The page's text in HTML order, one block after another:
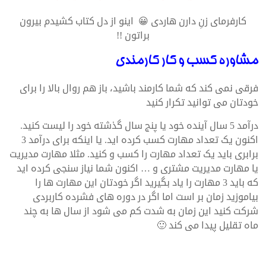
کارفرمای زنِ دارن هاردی 😀 اینو از دل کتاب کشیدم بیرون
براتون !!
مشاوره کسب و کار کارمندی
فرقی نمی کند که شما کارمند باشید، باز هم روال بالا را برای
خودتان می توانید تکرار کنید
درآمد 5 سال آینده خود یا پنج سال گذشته خود را لیست کنید.
اکنون یک تعداد مهارت کسب کرده اید. یا اینکه برای درآمد 3
برابری باید یک تعداد مهارت را کسب و کنید. مثلا مهارت مدیریت
یا مهارت مدیریت مشتری و … اکنون شما نیاز سنجی کرده اید
که باید 3 مهارت را یاد بگیرید اگر خودتان این مهارت ها را
بیاموزید زمان بر است اما اگر در دوره های فشرده کاربردی
شرکت کنید این زمان به شدت کم می شود از سال ها به چند
ماه تقلیل پیدا می کند 🙂